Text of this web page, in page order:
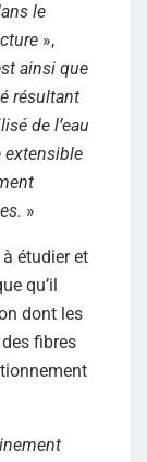
le
»,
ainsi que
résultant
de l’eau
extensible
»
à étudier et
qu’il
dont les
fibres